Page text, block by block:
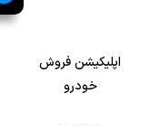
اپلیکیشن فروش
خودرو